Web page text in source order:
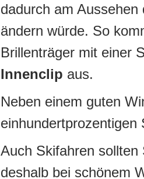
dadurch am Aussehen
ändern würde. So
Brillenträger mit einer
Innenclip aus.
Neben einem guten
Auch Skifahren
deshalb bei schönem